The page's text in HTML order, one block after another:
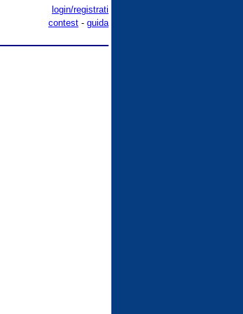
login/registrati
contest - guida